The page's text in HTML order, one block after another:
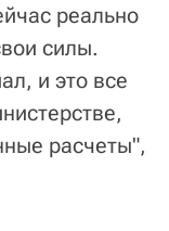
реально
силы.
и это все
расчеты",